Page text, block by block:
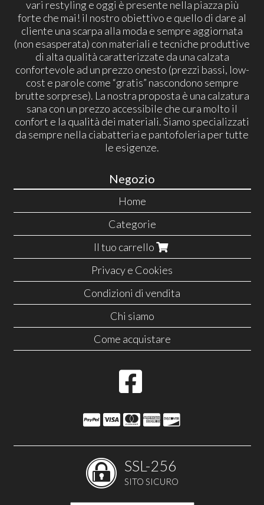
vari restyling e oggi è presente nella piazza più
forte che mai! il nostro obiettivo e quello di dare al
cliente una scarpa alla moda e sempre aggiornata
(non esasperata) con materiali e tecniche produttive
di alta qualità caratterizzate da una calzata
confortevole ad un prezzo onesto (prezzi bassi, low-
cost e parole come “gratis” nascondono sempre
brutte sorprese). La nostra proposta è una calzatura
sana con un prezzo accessibile che cura molto il
confort e la qualità dei materiali. Siamo specializzati
da sempre nella ciabatteria e pantofoleria per tutte
le esigenze.
Negozio
Home
Categorie
Il tuo carrello
Privacy e Cookies
Condizioni di vendita
Chi siamo
Come acquistare
SSL-256
SITO SICURO